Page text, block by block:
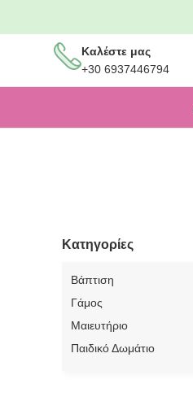
Καλέστε μας
+30 6937446794
Κατηγορίες
Βάπτιση
Γάμος
Μαιευτήριο
Παιδικό Δωμάτιο